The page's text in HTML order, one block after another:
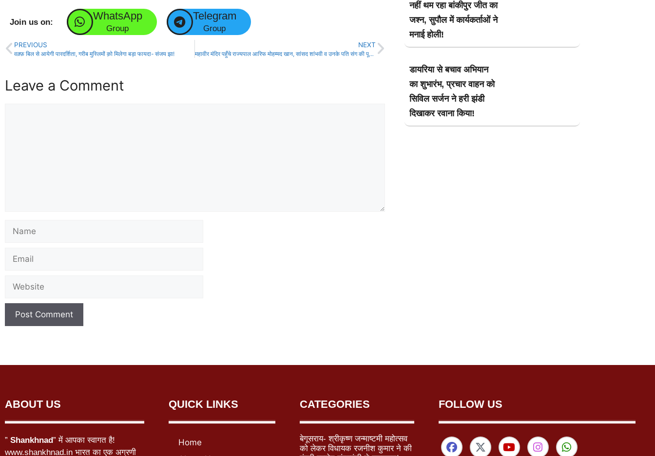
Join us on:
WhatsApp
Group
Telegram
Group
PREVIOUS
वक़्फ़ बिल से आयेगी पारदर्शिता, गरीब मुस्लिमों क़ो मिलेगा बड़ा फायदा- संजय झा!
NEXT
महावीर मंदिर पहुँचे राज्यपाल आरिफ मोहम्मद खान, सांसद शांभवी व उनके पति संग की पूजा अर्चना!
Leave a Comment
नहीं थम रहा बांकीपुर जीत का
जश्न, सुपौल में कार्यकर्ताओं ने
मनाई होली!
डायरिया से बचाव अभियान
का शुभारंभ, प्रचार वाहन को
सिविल सर्जन ने हरी झंडी
दिखाकर रवाना किया!
ABOUT US
” Shankhnad” में आपका स्वागत है!
www.shankhnad.in भारत का एक अग्रणी
QUICK LINKS
Home
CATEGORIES
बेगूसराय- श्रीकृष्ण जन्माष्टमी महोत्सव
को लेकर विधायक रजनीश कुमार ने की
FOLLOW US